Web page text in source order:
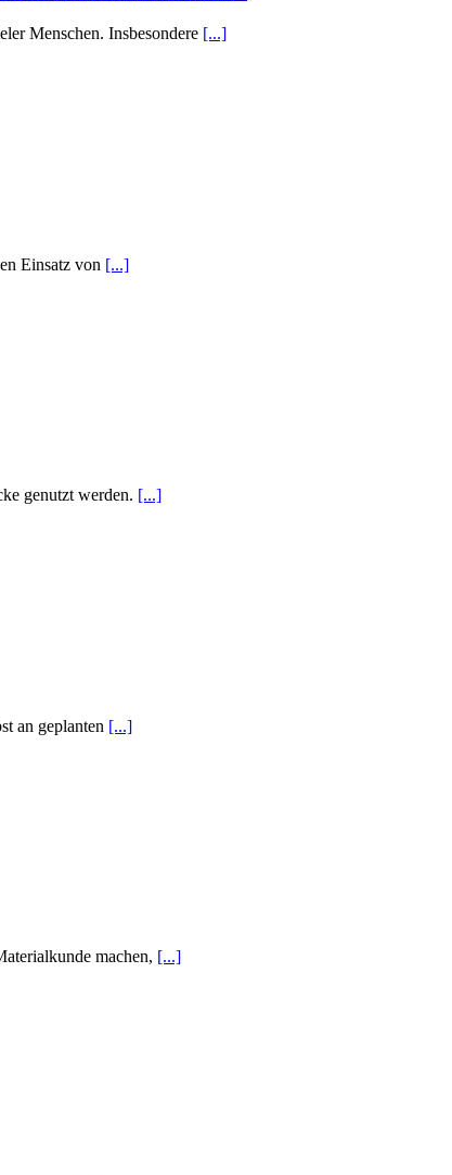
Menschen. Insbesondere [...]
Einsatz von [...]
genutzt werden. [...]
an geplanten [...]
machen, [...]